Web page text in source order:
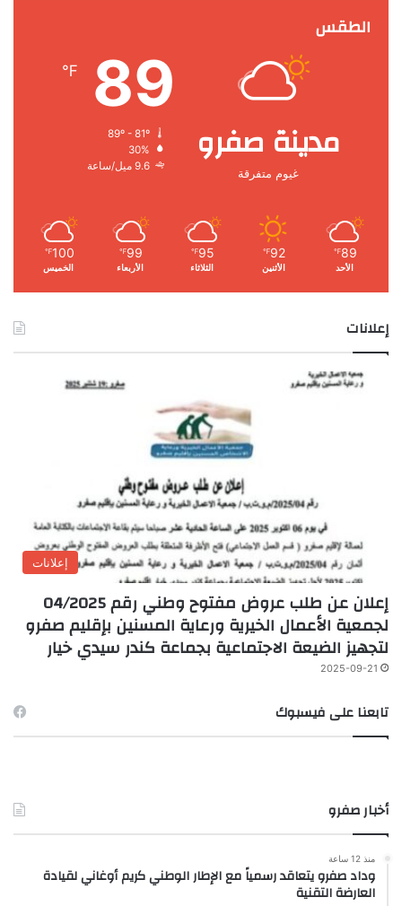
الطقس
مدينة صفرو
غيوم متفرقة
89
℉
30%
9.6 ميل/ساعة
89
℉
الأحد
92
℉
الأثنين
95
℉
الثلاثاء
99
℉
الأربعاء
100
℉
الخميس
إعلانات
إعلانات
إعلان عن طلب عروض مفتوح وطني رقم 04/2025
لجمعية الأعمال الخيرية ورعاية المسنين بإقليم صفرو
لتجهيز الضيعة الاجتماعية بجماعة كندر سيدي خيار
2025-09-21
تابعنا على فيسبوك
أخبار صفرو
منذ 12 ساعة
وداد صفرو يتعاقد رسمياً مع الإطار الوطني كريم أوغاني لقيادة
العارضة التقنية